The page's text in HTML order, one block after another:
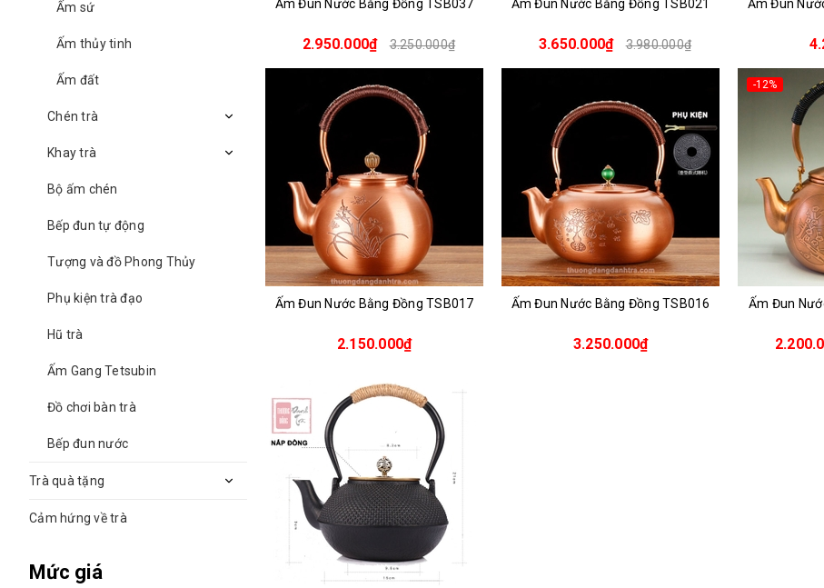
Ấm Đun Nước Bằng Đồng TSB037
2.950.000₫ 3.250.000₫
Ấm Đun Nước Bằng Đồng TSB021
3.650.000₫ 3.980.000₫
Ấm Đun
Ấm Đun Nước Bằng Đồng TSB017
2.150.000₫
Ấm Đun Nước Bằng Đồng TSB016
3.250.000₫
-12%
Ấm Đun
Ấm sứ
Ấm thủy tinh
Ấm đất
Chén trà
Khay trà
Bộ ấm chén
Bếp đun tự động
Tượng và đồ Phong Thủy
Phụ kiện trà đạo
Hũ trà
Ấm Gang Tetsubin
Đồ chơi bàn trà
Bếp đun nước
Trà quà tặng
Cảm hứng về trà
Mức giá